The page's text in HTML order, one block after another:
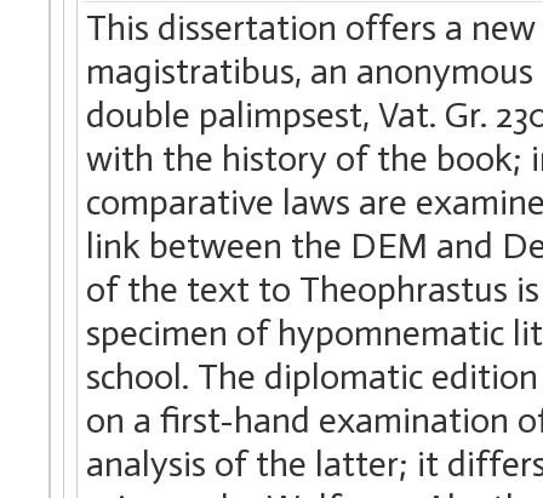
This dissertation offers a
magistratibus, an
double palimpsest, Vat. Gr.
with the history of the book;
comparative laws are
link between the DEM and
of the text to Theophrastus
specimen of hypomnematic
school. The diplomatic
on a first-hand examination
analysis of the latter; it